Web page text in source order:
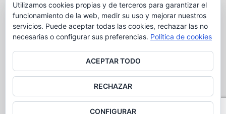
HAMBRE LATINOAMÉRICA MEDIO AMBIENTE
MÉXICO
OBJETIVOS DEL MILENIO
ONGS PAZ POBREZA POESÍA
POLITICA
PUEBLOS INDÍGENAS RSC RSE
SOBERANÍA ALIMENTARIA
SOLIDARIDAD SOSTENIBILIDAD TECNOLOGÍA VERTIDO PETROLEO
Utilizamos cookies propias y de terceros para garantizar el
funcionamiento de la web, medir su uso y mejorar nuestros
servicios. Puede aceptar todas las cookies, rechazar las no
necesarias o configurar sus preferencias. Política de cookies
ACEPTAR TODO
RECHAZAR
CONFIGURAR